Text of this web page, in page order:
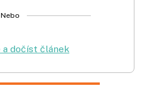
Nebo
a dočíst článek